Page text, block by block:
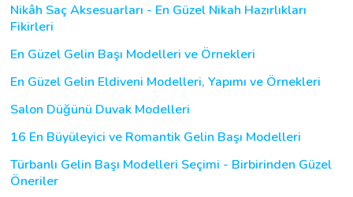
Nikâh Saç Aksesuarları - En Güzel Nikah Hazırlıkları
Fikirleri
En Güzel Gelin Başı Modelleri ve Örnekleri
En Güzel Gelin Eldiveni Modelleri, Yapımı ve Örnekleri
Salon Düğünü Duvak Modelleri
16 En Büyüleyici ve Romantik Gelin Başı Modelleri
Türbanlı Gelin Başı Modelleri Seçimi - Birbirinden Güzel
Öneriler